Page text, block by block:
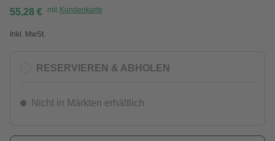
55,28 € mit Kundenkarte
Inkl. MwSt.
RESERVIEREN & ABHOLEN
Nicht in Märkten erhältlich